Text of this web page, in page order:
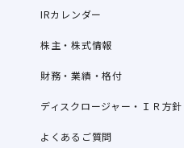
IRカレンダー
株主・株式情報
財務・業績・格付
ディスクロージャー・ＩＲ方針
よくあるご質問